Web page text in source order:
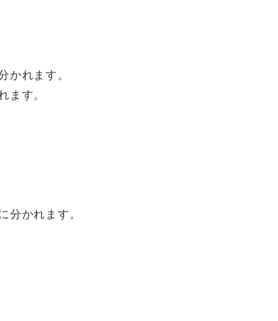
かれます。
ます。
分かれます。